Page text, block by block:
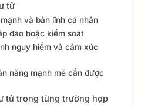
tử
và bản lĩnh cá nhân
đảo hoặc kiểm soát
nguy hiểm và cảm xúc
năng mạnh mẽ cần được
tử trong từng trường hợp